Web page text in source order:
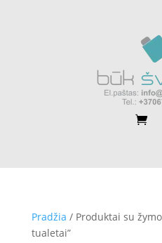
Pradžia / Produktai su
tualetai”